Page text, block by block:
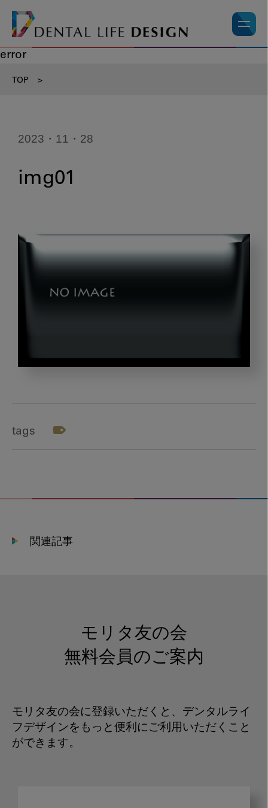
error
TOP >
2023・11・28
img01
tags
関連記事
モリタ友の会
無料会員のご案内
モリタ友の会に登録いただくと、デンタルライ
フデザインをもっと便利にご利用いただくこと
ができます。